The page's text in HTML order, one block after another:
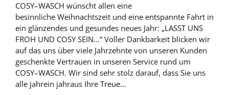
COSY–WASCH wünscht allen eine
besinnliche Weihnachtszeit und eine entspannte Fahrt in
ein glänzendes und gesundes neues Jahr: „LASST UNS
FROH UND COSY SEIN…“ Voller Dankbarkeit blicken wir
auf das uns über viele Jahrzehnte von unseren Kunden
geschenkte Vertrauen in unseren Service rund um
COSY–WASCH. Wir sind sehr stolz darauf, dass Sie uns
alle jahrein jahraus Ihre Treue...